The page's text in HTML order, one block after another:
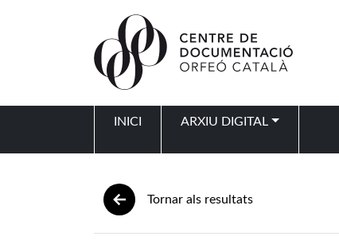
INICI ARXIU DIGITAL
Tornar als resultats